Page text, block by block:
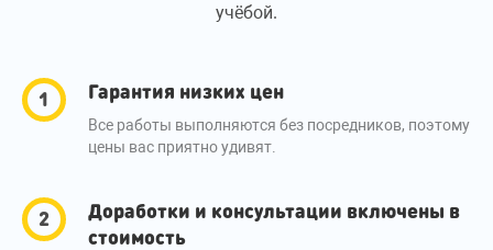
учёбой.
Гарантия низких цен
Все работы выполняются без посредников, поэтому
цены вас приятно удивят.
Доработки и консультации включены в
стоимость